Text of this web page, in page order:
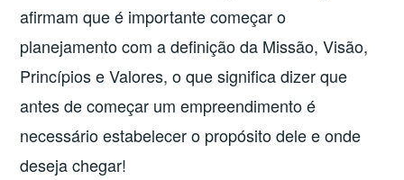
afirmam que é importante começar o
planejamento com a definição da Missão, Visão,
Princípios e Valores, o que significa dizer que
antes de começar um empreendimento é
necessário estabelecer o propósito dele e onde
deseja chegar!